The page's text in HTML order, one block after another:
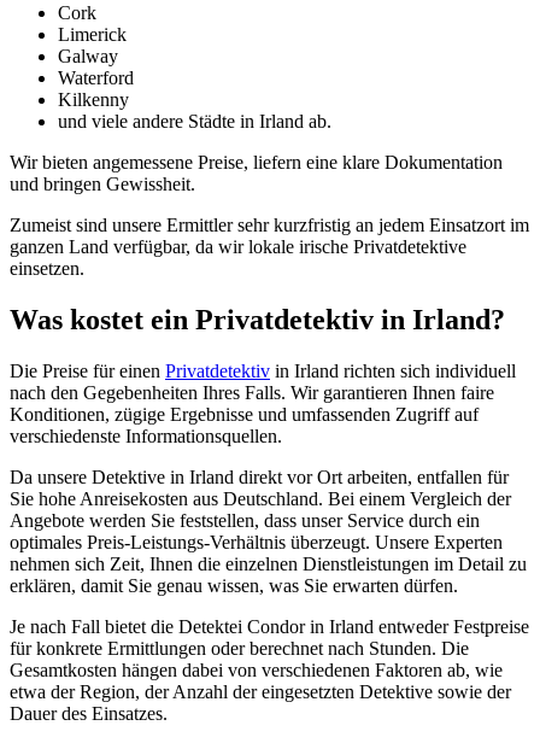
Cork
Limerick
Galway
Waterford
Kilkenny
und viele andere Städte in Irland ab.
Wir bieten angemessene Preise, liefern eine klare Dokumentation
und bringen Gewissheit.
Zumeist sind unsere Ermittler sehr kurzfristig an jedem Einsatzort im
ganzen Land verfügbar, da wir lokale irische Privatdetektive
einsetzen.
Was kostet ein Privatdetektiv in Irland?
Die Preise für einen Privatdetektiv in Irland richten sich individuell
nach den Gegebenheiten Ihres Falls. Wir garantieren Ihnen faire
Konditionen, zügige Ergebnisse und umfassenden Zugriff auf
verschiedenste Informationsquellen.
Da unsere Detektive in Irland direkt vor Ort arbeiten, entfallen für
Sie hohe Anreisekosten aus Deutschland. Bei einem Vergleich der
Angebote werden Sie feststellen, dass unser Service durch ein
optimales Preis-Leistungs-Verhältnis überzeugt. Unsere Experten
nehmen sich Zeit, Ihnen die einzelnen Dienstleistungen im Detail zu
erklären, damit Sie genau wissen, was Sie erwarten dürfen.
Je nach Fall bietet die Detektei Condor in Irland entweder Festpreise
für konkrete Ermittlungen oder berechnet nach Stunden. Die
Gesamtkosten hängen dabei von verschiedenen Faktoren ab, wie
etwa der Region, der Anzahl der eingesetzten Detektive sowie der
Dauer des Einsatzes.